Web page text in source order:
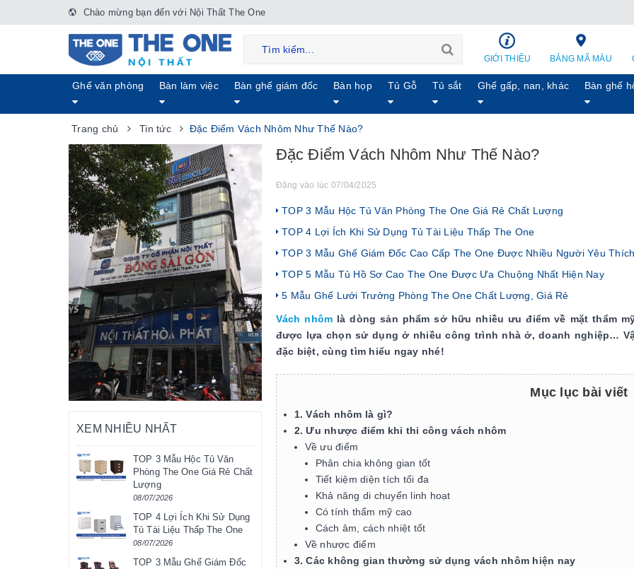
Chào mừng bạn đến với Nội Thất The One
GIỚI THIỆU BẢNG MÃ MÀU
Ghế văn phòng Bàn làm việc Bàn ghế giám đốc Bàn họp Tủ Gỗ Tủ sắt Ghế gấp, nan, khác Bàn ghế
Trang chủ Tin tức Đặc Điểm Vách Nhôm Như Thế Nào?
Đặc Điểm Vách Nhôm Như Thế Nào?
Đăng vào lúc 07/04/2025
TOP 3 Mẫu Hộc Tủ Văn Phòng The One Giá Rẻ Chất Lượng
TOP 4 Lợi Ích Khi Sử Dụng Tủ Tài Liệu Thấp The One
TOP 3 Mẫu Ghế Giám Đốc Cao Cấp The One Được Nhiều Người Yêu
TOP 5 Mẫu Tủ Hồ Sơ Cao The One Được Ưa Chuộng Nhất Hiện Nay
5 Mẫu Ghế Lưới Trưởng Phòng The One Chất Lượng, Giá Rẻ
Vách nhôm là dòng sản phẩm sở hữu nhiều ưu điểm về mặt thẩm
được lựa chọn sử dụng ở nhiều công trình nhà ở, doanh nghiệp…
đặc biệt, cùng tìm hiểu ngay nhé!
Mục lục bài viết
1. Vách nhôm là gì?
2. Ưu nhược điểm khi thi công vách nhôm
Về ưu điểm
Phân chia không gian tốt
Tiết kiệm diện tích tối đa
Khả năng di chuyển linh hoạt
Có tính thẩm mỹ cao
Cách âm, cách nhiệt tốt
Về nhược điểm
3. Các không gian thường sử dụng vách nhôm hiện nay
XEM NHIỀU NHẤT
TOP 3 Mẫu Hộc Tủ Văn
Phòng The One Giá Rẻ Chất
Lượng
08/07/2026
TOP 4 Lợi Ích Khi Sử Dụng
Tủ Tài Liệu Thấp The One
08/07/2026
TOP 3 Mẫu Ghế Giám Đốc